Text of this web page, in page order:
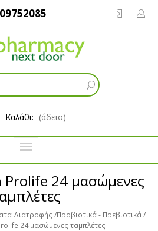
Καλάθι: (άδειο)
Prolife 24 μασώμενες
Διατροφής Προβιοτικά - Πρεβιοτικά
24 μασώμενες ταμπλέτες